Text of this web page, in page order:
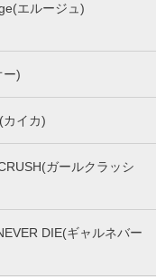
エルージュ)
ー)
カイカ)
ガールクラッシ
DIE(ギャルネバー